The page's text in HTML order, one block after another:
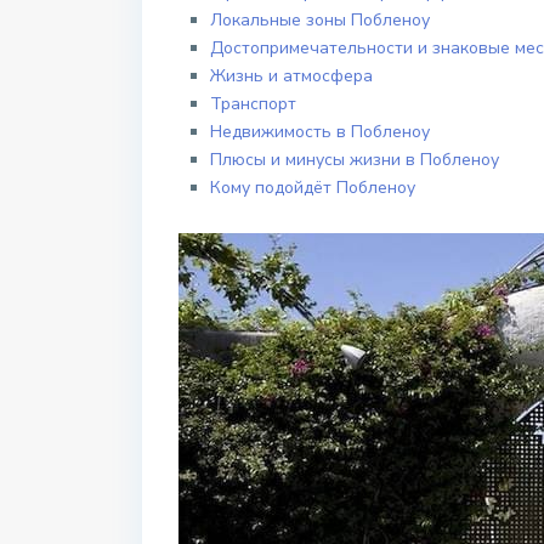
Локальные зоны Побленоу
Достопримечательности и знаковые
Жизнь и атмосфера
Транспорт
Недвижимость в Побленоу
Плюсы и минусы жизни в Побленоу
Кому подойдёт Побленоу